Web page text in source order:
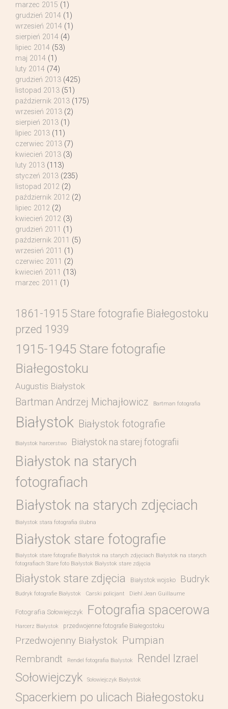
marzec 2015 (1)
grudzień 2014 (1)
wrzesień 2014 (1)
sierpień 2014 (4)
lipiec 2014 (53)
maj 2014 (1)
luty 2014 (74)
grudzień 2013 (425)
listopad 2013 (51)
październik 2013 (175)
wrzesień 2013 (2)
sierpień 2013 (1)
lipiec 2013 (11)
czerwiec 2013 (7)
kwiecień 2013 (3)
luty 2013 (113)
styczeń 2013 (235)
listopad 2012 (2)
październik 2012 (2)
lipiec 2012 (2)
kwiecień 2012 (3)
grudzień 2011 (1)
październik 2011 (5)
wrzesień 2011 (1)
czerwiec 2011 (2)
kwiecień 2011 (13)
marzec 2011 (1)
1861-1915 Stare fotografie Białegostoku
przed 1939
1915-1945 Stare fotografie
Białegostoku
Augustis Białystok
Bartman Andrzej Michajłowicz Bartman fotografia
Białystok Białystok fotografie
Białystok harcerstwo Białystok na starej fotografii
Białystok na starych
fotografiach
Białystok na starych zdjęciach
Białystok stara fotografia ślubna
Białystok stare fotografie
Białystok stare fotografie Białystok na starych zdjęciach Białystok na starych
fotografiach Stare foto Białystok Białystok stare zdjęcia
Białystok stare zdjęcia Białystok wojsko Budryk
Budryk fotografie Białystok Carski policjant Diehl Jean Guillaume
Fotografia Sołowiejczyk Fotografia spacerowa
Harcerz Białystok przedwojenne fotografie Białegostoku
Przedwojenny Białystok Pumpian
Rembrandt Rendel fotografia Bialystok Rendel Izrael
Sołowiejczyk Sołowiejczyk Białystok
Spacerkiem po ulicach Białegostoku